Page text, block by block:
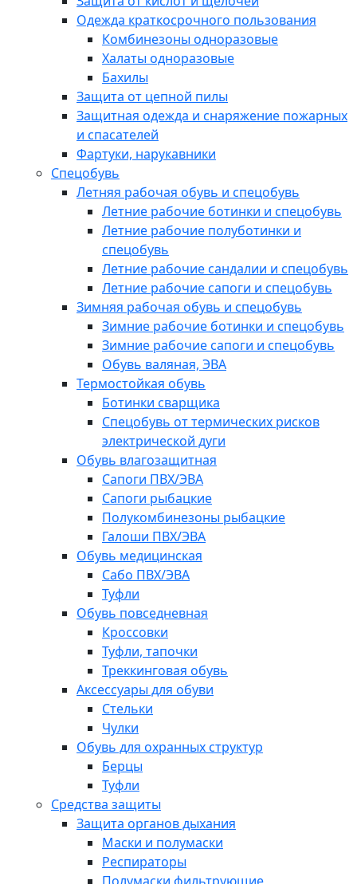
Одежда краткосрочного пользования
Комбинезоны одноразовые
Халаты одноразовые
Бахилы
Защита от цепной пилы
Защитная одежда и снаряжение пожарных
и спасателей
Фартуки, нарукавники
Спецобувь
Летняя рабочая обувь и спецобувь
Летние рабочие ботинки и спецобувь
Летние рабочие полуботинки и
спецобувь
Летние рабочие сандалии и спецобувь
Летние рабочие сапоги и спецобувь
Зимняя рабочая обувь и спецобувь
Зимние рабочие ботинки и спецобувь
Зимние рабочие сапоги и спецобувь
Обувь валяная, ЭВА
Термостойкая обувь
Ботинки сварщика
Спецобувь от термических рисков
электрической дуги
Обувь влагозащитная
Сапоги ПВХ/ЭВА
Сапоги рыбацкие
Полукомбинезоны рыбацкие
Галоши ПВХ/ЭВА
Обувь медицинская
Сабо ПВХ/ЭВА
Туфли
Обувь повседневная
Кроссовки
Туфли, тапочки
Треккинговая обувь
Аксессуары для обуви
Стельки
Чулки
Обувь для охранных структур
Берцы
Туфли
Средства защиты
Защита органов дыхания
Маски и полумаски
Респираторы